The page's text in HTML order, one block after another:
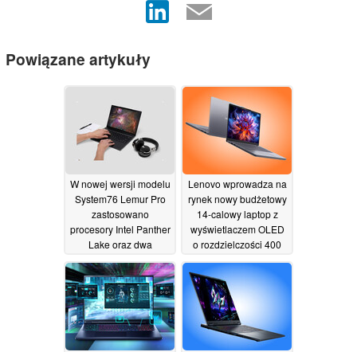
Powiązane artykuły
W nowej wersji modelu
System76 Lemur Pro
zastosowano
procesory Intel Panther
Lake oraz dwa
rozmiary ekranu
02/07/2026
Lenovo wprowadza na
rynek nowy budżetowy
14-calowy laptop z
wyświetlaczem OLED
o rozdzielczości 400
nitów i dwoma
gniazdami na dyski
SSD04/06/2026